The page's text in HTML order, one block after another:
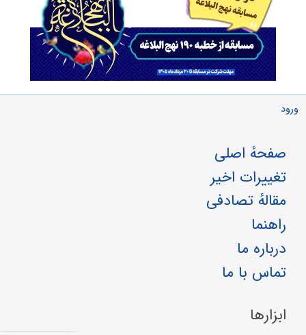
ورود
صفحهٔ اصلی
تغییرات اخیر
مقالهٔ تصادفی
راهنما
درباره ما
تماس با ما
ابزارها